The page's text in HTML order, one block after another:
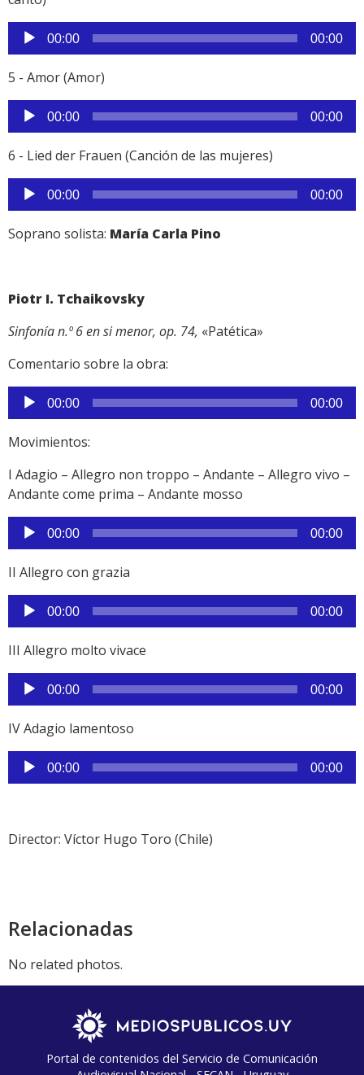
Reproductor
de
audio
00:00 00:00
5 - Amor (Amor)
Reproductor
de
audio
00:00 00:00
6 - Lied der Frauen (Canción de las mujeres)
Reproductor
de
audio
00:00 00:00
Soprano solista: María Carla Pino
Piotr I. Tchaikovsky
Sinfonía n.º 6 en si menor, op. 74, «Patética»
Comentario sobre la obra:
Reproductor
de
audio
00:00 00:00
Movimientos:
I Adagio – Allegro non troppo – Andante – Allegro vivo –
Andante come prima – Andante mosso
Reproductor
de
audio
00:00 00:00
II Allegro con grazia
Reproductor
de
audio
00:00 00:00
III Allegro molto vivace
Reproductor
de
audio
00:00 00:00
IV Adagio lamentoso
Reproductor
de
00:00 00:00
Director: Víctor Hugo Toro (Chile)
Relacionadas
No related photos.
Portal de contenidos del Servicio de Comunicación